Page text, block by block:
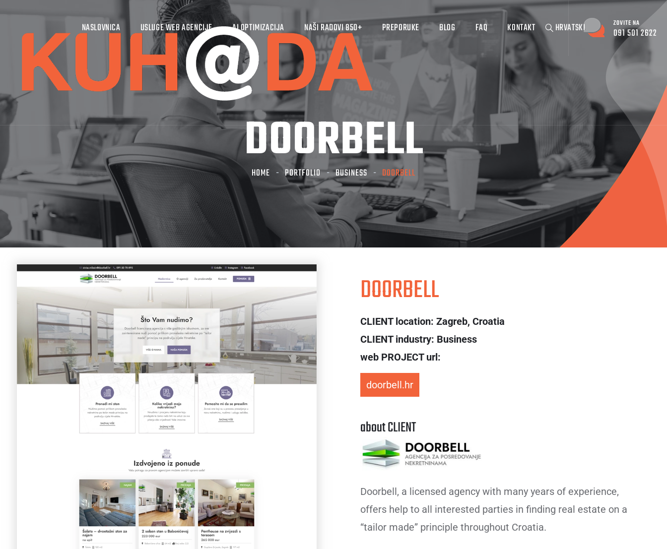
NASLOVNICA USLUGE WEB AGENCIJE AI OPTIMIZACIJA NAŠI RADOVI 850+ PREPORUKE BLOG FAQ KONTAKT HRVATSKI ZOVITE NA
091 501 2622
DOORBELL
HOME PORTFOLIO BUSINESS DOORBELL
DOORBELL
CLIENT location: Zagreb, Croatia
CLIENT industry: Business
web PROJECT url:
doorbell.hr
about CLIENT
Doorbell, a licensed agency with many years of experience,
offers help to all interested parties in finding real estate on a
“tailor made” principle throughout Croatia.